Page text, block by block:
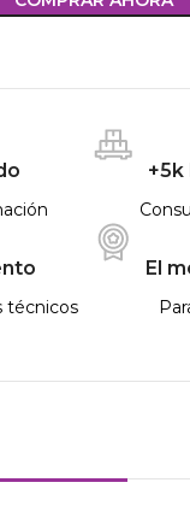
+5k
técnicos
El